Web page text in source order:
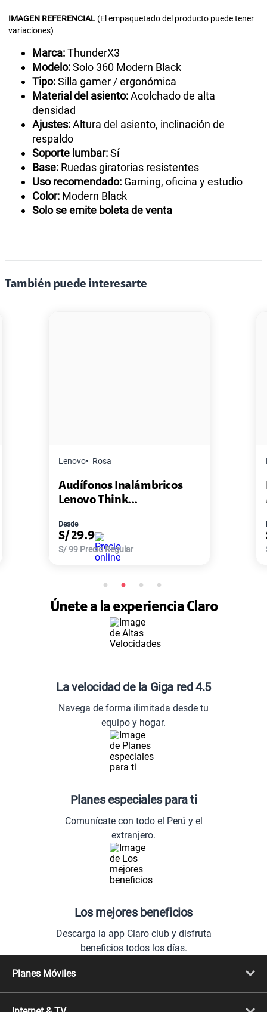
IMAGEN REFERENCIAL (El empaquetado del producto puede tener
variaciones)
Marca:ThunderX3
Modelo:Solo 360 Modern Black
Tipo:Silla gamer / ergonómica
Material del asiento:Acolchado de alta
densidad
Ajustes:Altura del asiento, inclinación de
respaldo
Soporte lumbar:Sí
Base: Ruedas giratorias resistentes
Uso recomendado: Gaming, oficina y estudio
Color: Modern Black
Solo se emite boleta de venta
También puede interesarte
Pack de 2 Power Bank
Master-G ...
Únete a la experiencia Claro
La velocidad de la Giga red 4.5
Navega de forma ilimitada desde tu
equipo y hogar.
Planes especiales para ti
Comunícate con todo el Perú y el
extranjero.
Los mejores beneficios
Descarga la app Claro club y disfruta
beneficios todos los días.
Planes Móviles
Línea Nueva